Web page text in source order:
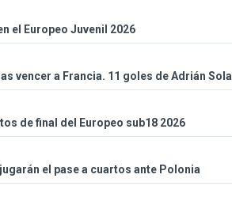
el Europeo Juvenil 2026
vencer a Francia. 11 goles de Adrián Sola
de final del Europeo sub18 2026
el pase a cuartos ante Polonia